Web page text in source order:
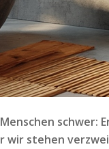
stehen